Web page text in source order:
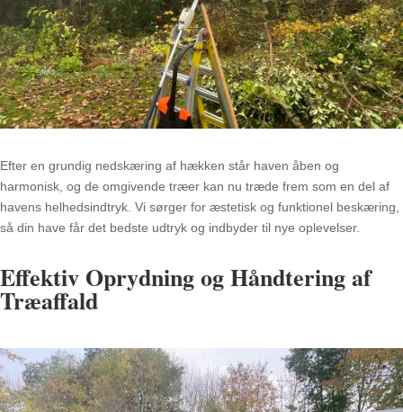
Efter en grundig nedskæring af hækken står haven åben og
harmonisk, og de omgivende træer kan nu træde frem som en del af
havens helhedsindtryk. Vi sørger for æstetisk og funktionel beskæring,
så din have får det bedste udtryk og indbyder til nye oplevelser.
Effektiv Oprydning og Håndtering af
Træaffald